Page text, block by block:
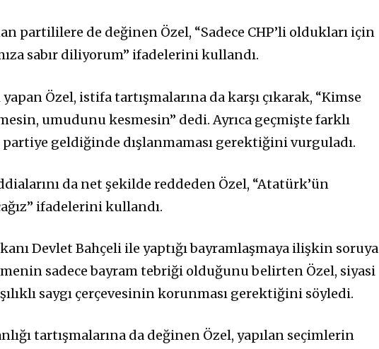
partililere de değinen Özel, “Sadece CHP’li oldukları için
sabır diliyorum” ifadelerini kullandı.
Özel, istifa tartışmalarına da karşı çıkarak, “Kimse
umudunu kesmesin” dedi. Ayrıca geçmişte farklı
geldiğinde dışlanmaması gerektiğini vurguladı.
da net şekilde reddeden Özel, “Atatürk’ün
ifadelerini kullandı.
Devlet Bahçeli ile yaptığı bayramlaşmaya ilişkin soruya
sadece bayram tebriği olduğunu belirten Özel, siyasi
saygı çerçevesinin korunması gerektiğini söyledi.
tartışmalarına da değinen Özel, yapılan seçimlerin